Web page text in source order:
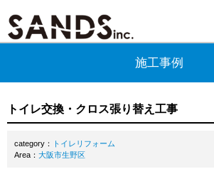
施工事例
トイレ交換・クロス張り替え工事
category：
トイレリフォーム
Area： 大阪市生野区